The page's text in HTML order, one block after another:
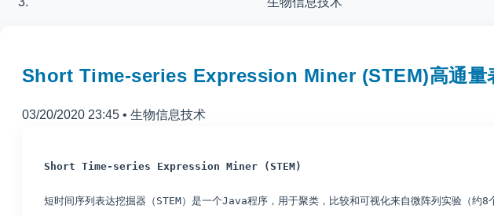
Short Time-series Expression Miner (STEM)高通量
03/20/2020 23:45 • 生物信息技术
Short Time-series Expression Miner (STEM)
短时间序列表达挖掘器（STEM）是一个Java程序，用于聚类，比较和可视化来自微阵列实验（